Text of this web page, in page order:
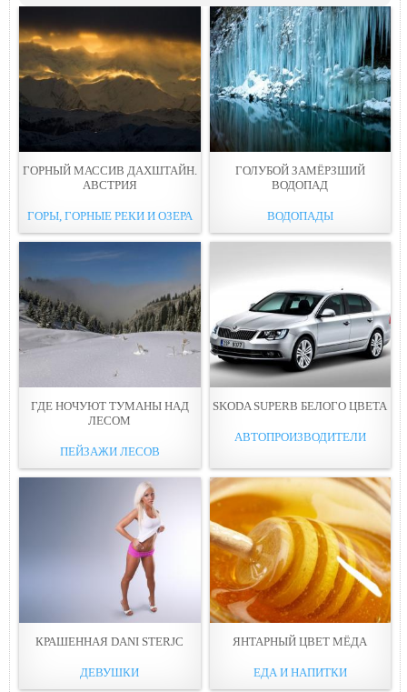
ГОРНЫЙ МАССИВ ДАХШТАЙН.
АВСТРИЯ
ГОРЫ, ГОРНЫЕ РЕКИ И ОЗЕРА
ГОЛУБОЙ ЗАМЁРЗШИЙ
ВОДОПАД
ВОДОПАДЫ
ГДЕ НОЧУЮТ ТУМАНЫ НАД
ЛЕСОМ
ПЕЙЗАЖИ ЛЕСОВ
SKODA SUPERB БЕЛОГО ЦВЕТА
АВТОПРОИЗВОДИТЕЛИ
КРАШЕННАЯ DANI STERJC
ДЕВУШКИ
ЯНТАРНЫЙ ЦВЕТ МЁДА
ЕДА И НАПИТКИ